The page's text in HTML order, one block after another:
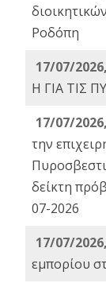
Ροδόπη
17/07/
Η ΓΙΑ ΤΙΣ
17/07/
την
δείκτη
07-2026
17/07/
εμπορίου